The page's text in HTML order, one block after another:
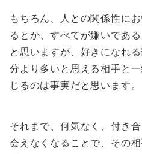
もちろん、人との関係性に
るとか、すべてが嫌いであ
と思いますが、好きになれ
分より多いと思える相手と
じるのは事実だと思います。
それまで、何気なく、付き
会えなくなることで、その